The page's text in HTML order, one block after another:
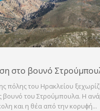
στο βουνό
πόλης του Ηρακλείου
βουνό του Στρούμπουλα. Η
και η θέα από την κορυϕή...